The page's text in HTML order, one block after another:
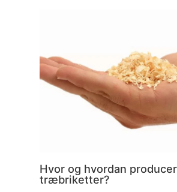
Hvor og hvordan
træbriketter?